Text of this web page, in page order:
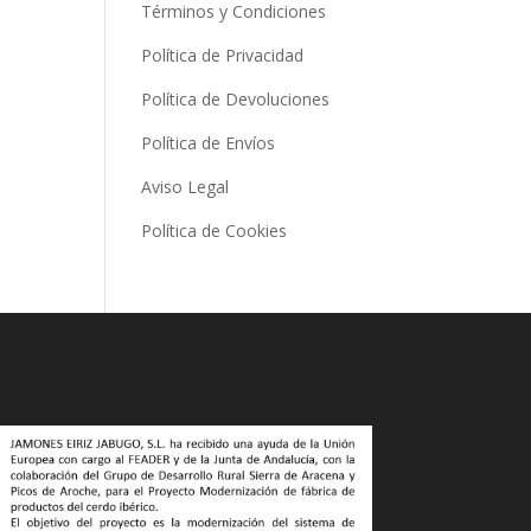
Términos y Condiciones
Política de Privacidad
Política de Devoluciones
Política de Envíos
Aviso Legal
Política de Cookies